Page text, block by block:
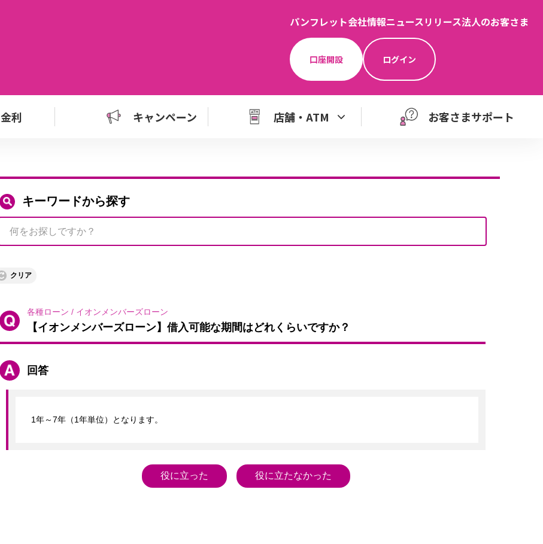
パンフレット会社情報ニュースリリース法人のお客さま
口座開設 ログイン
金利 キャンペーン 店舗・ATM お客さまサポート
キーワードから探す
クリア
各種ローン / イオンメンバーズローン
【イオンメンバーズローン】借入可能な期間はどれくらいですか？
回答
1年～7年（1年単位）となります。
役に立った 役に立たなかった